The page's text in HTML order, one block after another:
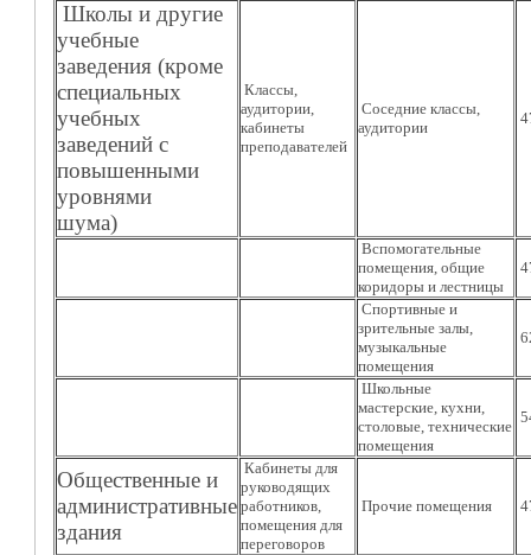
Школы и другие
учебные
заведения (кроме
специальных
учебных
заведений с
повышенными
уровнями
шума)
Классы,
аудитории,
кабинеты
преподавателей
Соседние классы,
аудитории
Вспомогательные
помещения, общие
коридоры и лестницы
Спортивные и
зрительные залы,
музыкальные
помещения
Школьные
мастерские, кухни,
столовые, технические
помещения
Общественные и
административные
здания
Кабинеты для
руководящих
работников,
помещения для
переговоров
Прочие помещения